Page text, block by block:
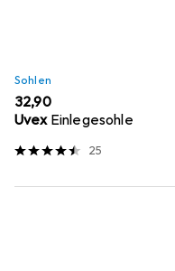
Sohlen
EUR
32,90
Uvex Einlegesohle
25